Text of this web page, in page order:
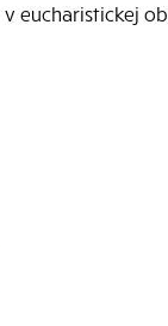
eucharistickej